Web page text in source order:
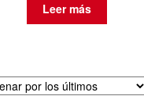
Leer más